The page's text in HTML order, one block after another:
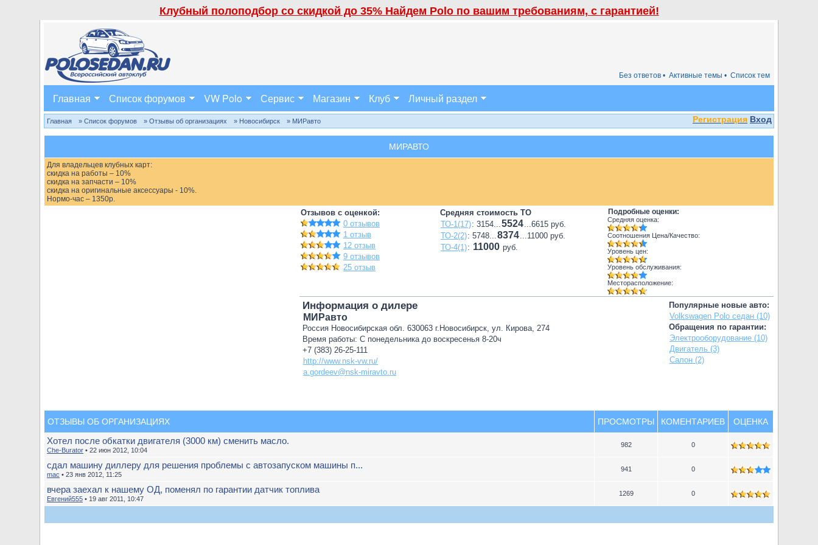
Клубный полоподбор со скидкой до 35% Найдем Polo по вашим требованиям, с гарантией!
Список тем
Активные темы •
Без ответов •
Главная Список форумов VW Polo Сервис Магазин Клуб Личный раздел
Регистрация Вход
Главная » Список форумов » Отзывы об организациях » Новосибирск » МИРавто
МИРАВТО
Для владельцев клубных карт:
скидка на работы – 10%
скидка на запчасти – 10%
скидка на оригинальные аксессуары - 10%.
Нормо-час – 1350р.
Отзывов с оценкой:
0 отзывов
1 отзыв
12 отзыв
9 отзывов
25 отзыв
Средняя стоимость ТО
ТО-1(17): 3154...5524...6615 руб.
ТО-2(2): 5748...8374...11000 руб.
ТО-4(1): 11000 руб.
Подробные оценки:
Средняя оценка:
Соотношения Цена/Качество:
Уровень цен:
Уровень обслуживания:
Месторасположение:
Популярные новые авто:
Volkswagen Polo седан (10)
Обращения по гарантии:
Электрооборудование (10)
Двигатель (3)
Салон (2)
Информация о дилере
МИРавто
Россия Новосибирская обл. 630063 г.Новосибирск, ул. Кирова, 274
Время работы: С понедельника до воскресенья 8-20ч
+7 (383) 26-25-111
http://www.nsk-vw.ru/
a.gordeev@nsk-miravto.ru
ОТЗЫВЫ ОБ ОРГАНИЗАЦИЯХ ПРОСМОТРЫ КОМЕНТАРИЕВ ОЦЕНКА
Хотел после обкатки двигателя (3000 км) сменить масло.
Che-Burator • 22 июн 2012, 10:04
982 0
сдал машину диллеру для решения проблемы с автозапуском машины п...
mac • 23 янв 2012, 11:25
941 0
вчера заехал к нашему ОД, поменял по гарантии датчик топлива
Евгений555 • 19 авг 2011, 10:47
1269 0